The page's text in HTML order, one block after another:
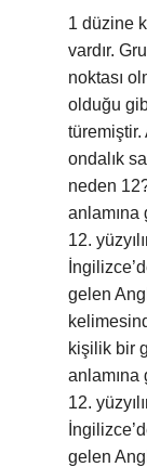
1 düzine
vardır.
noktası
olduğu
türemiştir.
ondalık
neden
12.
gelen
kişilik bir
12.
gelen